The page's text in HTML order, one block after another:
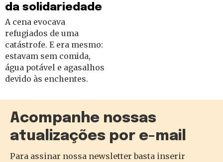
da solidariedade
A cena evocava
refugiados de uma
catástrofe. E era mesmo:
estavam sem comida,
água potável e agasalhos
devido às enchentes.
Acompanhe nossas
atualizações por e-mail
Para assinar nossa newsletter basta inserir